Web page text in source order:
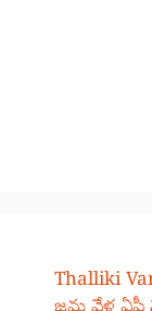
Thalliki